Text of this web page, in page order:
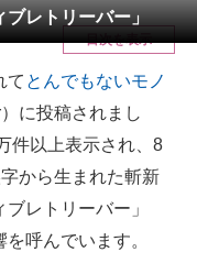
レトリーバー」
目次を表示
て とんでもないモノ
に投稿されまし
件以上表示され、8
から生まれた斬新
レトリーバー」
呼んでいます。